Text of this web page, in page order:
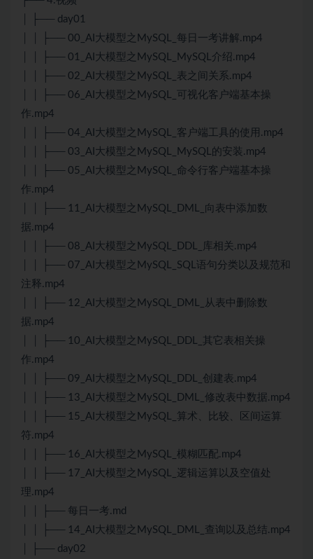
│ ├── day01
│ │ ├── 00_AI大模型之MySQL_每日一考讲解.mp4
│ │ ├── 01_AI大模型之MySQL_MySQL介绍.mp4
│ │ ├── 02_AI大模型之MySQL_表之间关系.mp4
│ │ ├── 06_AI大模型之MySQL_可视化客户端基本操
作.mp4
│ │ ├── 04_AI大模型之MySQL_客户端工具的使用.mp4
│ │ ├── 03_AI大模型之MySQL_MySQL的安装.mp4
│ │ ├── 05_AI大模型之MySQL_命令行客户端基本操
作.mp4
│ │ ├── 11_AI大模型之MySQL_DML_向表中添加数
据.mp4
│ │ ├── 08_AI大模型之MySQL_DDL_库相关.mp4
│ │ ├── 07_AI大模型之MySQL_SQL语句分类以及规范和
注释.mp4
│ │ ├── 12_AI大模型之MySQL_DML_从表中删除数
据.mp4
│ │ ├── 10_AI大模型之MySQL_DDL_其它表相关操
作.mp4
│ │ ├── 09_AI大模型之MySQL_DDL_创建表.mp4
│ │ ├── 13_AI大模型之MySQL_DML_修改表中数据.mp4
│ │ ├── 15_AI大模型之MySQL_算术、比较、区间运算
符.mp4
│ │ ├── 16_AI大模型之MySQL_模糊匹配.mp4
│ │ ├── 17_AI大模型之MySQL_逻辑运算以及空值处
理.mp4
│ │ ├── 每日一考.md
│ │ ├── 14_AI大模型之MySQL_DML_查询以及总结.mp4
│ ├── day02